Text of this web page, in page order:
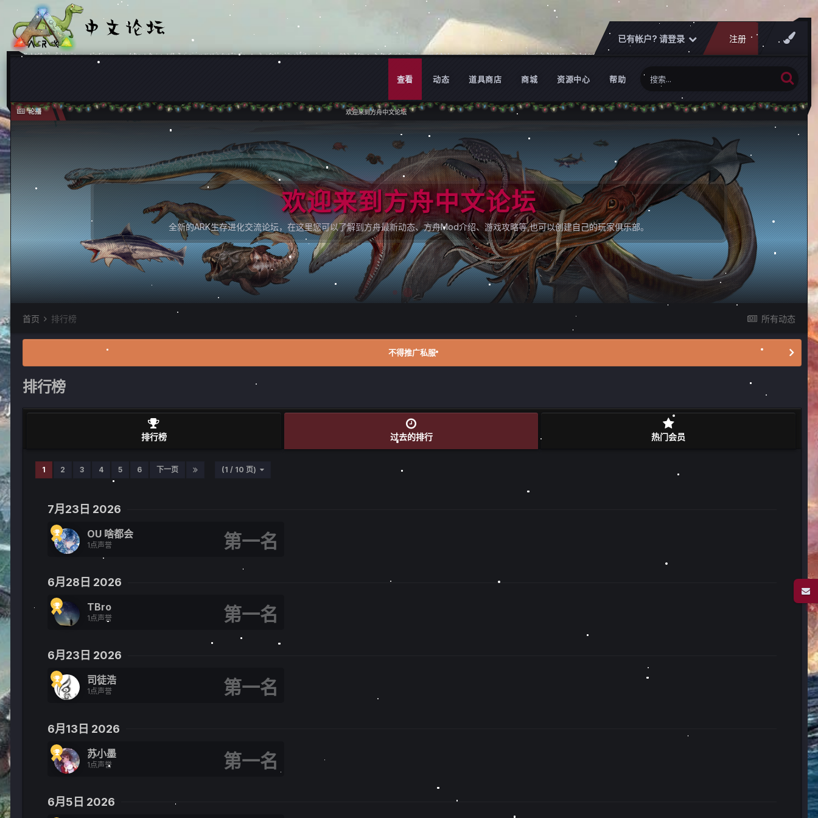
已有帐户? 请登录 注册
查看 动态 道具商店 商城 资源中心 帮助
轮播 欢迎来到方舟中文论坛
欢迎来到方舟中文论坛
全新的ARK生存进化交流论坛，在这里您可以了解到方舟最新动态、方舟Mod介绍、游戏攻略等,也可以创建自己的玩家俱乐部。
所有动态
首页 排行榜
不得推广私服
排行榜
排行榜 过去的排行 热门会员
1 2 3 4 5 6 下一页 (1 / 10 页)
7月23日 2026
OU 啥都会
1点声誉
6月28日 2026
TBro
1点声誉
6月23日 2026
司徒浩
1点声誉
6月13日 2026
苏小墨
1点声誉
6月5日 2026